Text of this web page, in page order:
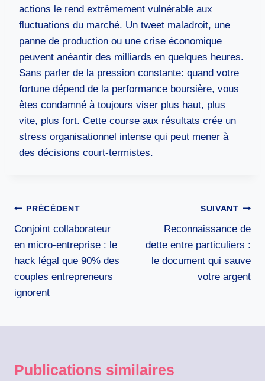
actions le rend extrêmement vulnérable aux
fluctuations du marché. Un tweet maladroit, une
panne de production ou une crise économique
peuvent anéantir des milliards en quelques heures.
Sans parler de la pression constante: quand votre
fortune dépend de la performance boursière, vous
êtes condamné à toujours viser plus haut, plus
vite, plus fort. Cette course aux résultats crée un
stress organisationnel intense qui peut mener à
des décisions court-termistes.
Navigation
de
l’article
PRÉCÉDENT
Conjoint collaborateur
en micro-entreprise : le
hack légal que 90% des
couples entrepreneurs
ignorent
SUIVANT
Reconnaissance de
dette entre particuliers :
le document qui sauve
votre argent
Publications similaires